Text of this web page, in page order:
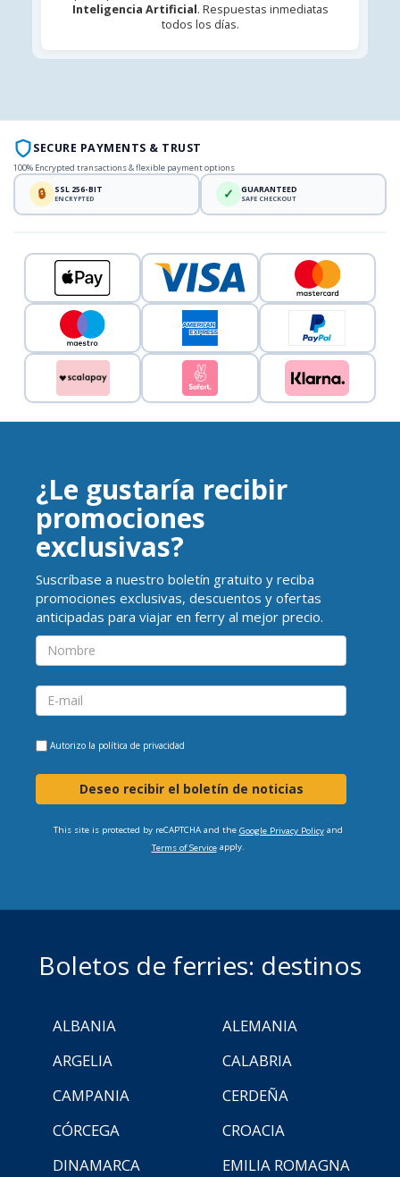
Inteligencia Artificial. Respuestas inmediatas
todos los días.
SECURE PAYMENTS & TRUST
100% Encrypted transactions & flexible payment options
🔒 SSL 256-BIT
ENCRYPTED ✓ GUARANTEED
SAFE CHECKOUT
¿Le gustaría recibir
promociones
exclusivas?
Suscríbase a nuestro boletín gratuito y reciba
promociones exclusivas, descuentos y ofertas
anticipadas para viajar en ferry al mejor precio.
Autorizo la política de privacidad
Deseo recibir el boletín de noticias
This site is protected by reCAPTCHA and the Google Privacy Policyand
Terms of Serviceapply.
Boletos de ferries: destinos
ALBANIA
ALEMANIA
ARGELIA
CALABRIA
CAMPANIA
CERDEÑA
CÓRCEGA
CROACIA
DINAMARCA
EMILIA ROMAGNA